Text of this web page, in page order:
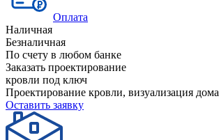
Оплата
Наличная
Безналичная
По счету в любом банке
Заказать проектирование
кровли под ключ
Проектирование кровли, визуализация дома
Оставить заявку